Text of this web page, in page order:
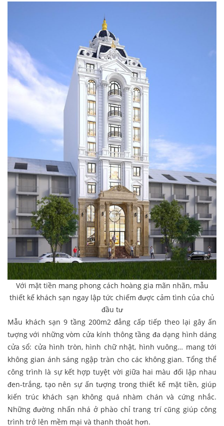
Với mặt tiền mang phong cách hoàng gia mãn nhãn, mẫu
thiết kế khách sạn ngay lập tức chiếm được cảm tình của chủ
đầu tư
Mẫu khách sạn 9 tầng 200m2 đẳng cấp tiếp theo lại gây ấn
tượng với những vòm cửa kính thông tầng đa dạng hình dáng
cửa sổ: cửa hình tròn, hình chữ nhật, hình vuông… mang tới
không gian ánh sáng ngập tràn cho các không gian. Tổng thể
công trình là sự kết hợp tuyệt vời giữa hai màu đối lập nhau
đen-trắng, tạo nên sự ấn tượng trong thiết kế mặt tiền, giúp
kiến trúc khách sạn không quá nhàm chán và cứng nhắc.
Những đường nhấn nhá ở phào chỉ trang trí cũng giúp công
trình trở lên mềm mại và thanh thoát hơn.